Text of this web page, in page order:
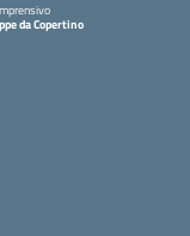
da Copertino